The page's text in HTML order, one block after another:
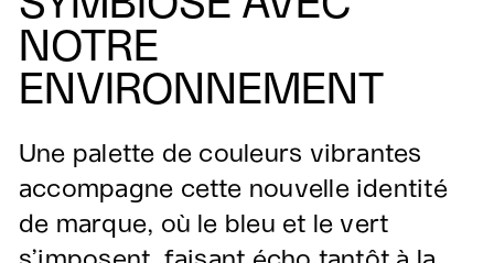
NOTRE
ENVIRONNEMENT
Une palette de couleurs vibrantes
accompagne cette nouvelle identité
de marque, où le bleu et le vert